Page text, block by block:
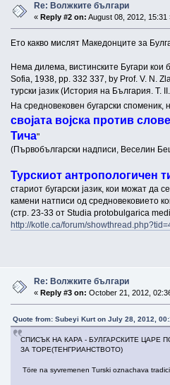
Re: Волжките българи
« Reply #2 on: August 08, 2012, 15:31
Ето какво мислят Македонците за
Нема дилема, вистинските Бугари кои
Sofia, 1938, pp. 332 337, by Prof. V. N.
турски јазик (История на България. Т.
На средновековен бугарски споменик,
својата војска против
Тича"
(Първобългарски надписи, Веселин
Турскиот антропологичен
стариот бугарски јазик, кои можат да
камени натписи од средновековието
(стр. 23-33 от Studia protobulgarica
http://kotle.ca/forum/
Re: Волжките българи
« Reply #3 on: October 21, 2012,
Quote from: Subeyi Kurt on July 28, 2012,
СПИСЪК НА КАРА - БУЛГАРСКИТЕ ЦАРЕ
ЗА ТОРЕ(ТЕНГРИАНСТВОТО)
Töre na syvremenen Turski oznachava